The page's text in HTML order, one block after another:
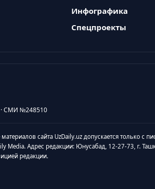
Инфографика
Спецпроекты
СМИ №248510
сайта UzDaily.uz допускается только с
Media. Адрес редакции: Юнусабад, 12-27-73, г.
редакции.